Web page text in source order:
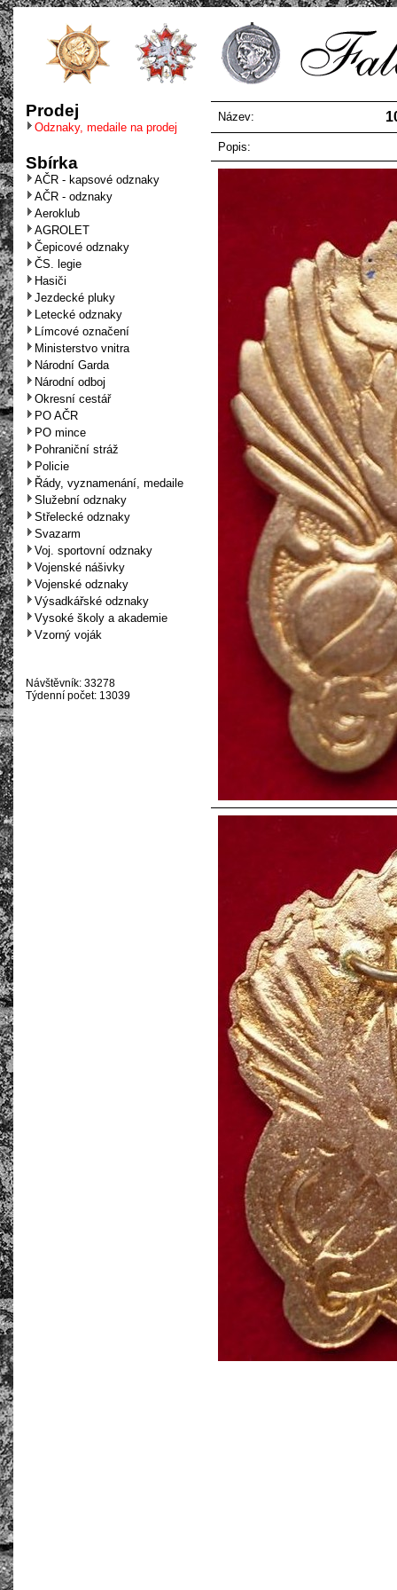
Prodej
Odznaky, medaile na prodej
Sbírka
AČR - kapsové odznaky
AČR - odznaky
Aeroklub
AGROLET
Čepicové odznaky
ČS. legie
Hasiči
Jezdecké pluky
Letecké odznaky
Límcové označení
Ministerstvo vnitra
Národní Garda
Národní odboj
Okresní cestář
PO AČR
PO mince
Pohraniční stráž
Policie
Řády, vyznamenání, medaile
Služební odznaky
Střelecké odznaky
Svazarm
Voj. sportovní odznaky
Vojenské nášivky
Vojenské odznaky
Výsadkářské odznaky
Vysoké školy a akademie
Vzorný voják
Návštěvník: 33278
Týdenní počet: 13039
Název:
Popis: